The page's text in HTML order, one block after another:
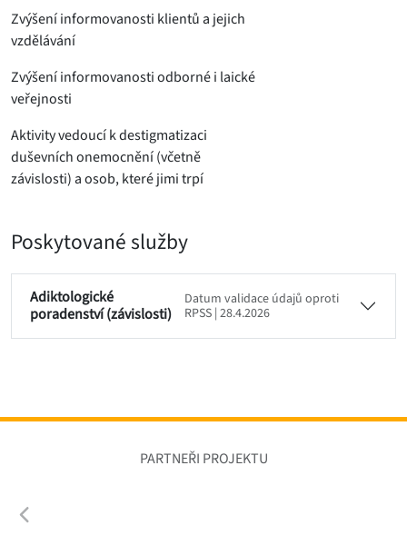
Zvýšení informovanosti klientů a jejich
vzdělávání
Zvýšení informovanosti odborné i laické
veřejnosti
Aktivity vedoucí k destigmatizaci
duševních onemocnění (včetně
závislosti) a osob, které jimi trpí
Poskytované služby
Adiktologické
poradenství (závislosti)
Datum validace údajů oproti
RPSS | 28.4.2026
PARTNEŘI PROJEKTU